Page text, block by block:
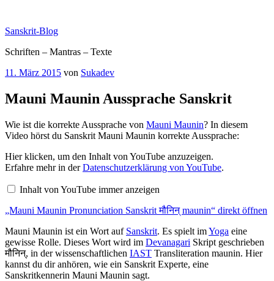
springen
Sanskrit-Blog
Schriften – Mantras – Texte
Veröffentlicht
11. März 2015 von Sukadev
Mauni Maunin Aussprache Sanskrit
Wie ist die korrekte Aussprache von Mauni Maunin? In diesem
Video hörst du Sanskrit Mauni Maunin korrekte Aussprache:
„Mauni
Maunin
Pronunciation
मौनिन्
von
anzeigen
Hier klicken, um den Inhalt von YouTube anzuzeigen.
Erfahre mehr in derDatenschutzerklärung von YouTube.
Inhalt von YouTube immer anzeigen
„Mauni Maunin Pronunciation Sanskrit मौनिन् maunin“ direkt öffnen
Mauni Maunin ist ein Wort auf Sanskrit. Es spielt imYoga eine
gewisse Rolle. Dieses Wort wird im Devanagari Skript geschrieben
मौनिन्, in der wissenschaftlichen IAST Transliteration maunin. Hier
kannst du dir anhören, wie ein Sanskrit Experte, eine
Sanskritkennerin Mauni Maunin sagt.